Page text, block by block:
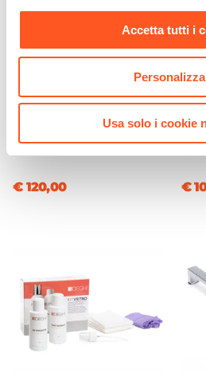
nostraCookie Policy.
Accetta tutti i
Personalizza
Usa solo i cookie
CODICE:ART-24C
Set mensole per box doccia
€ 120,00 €